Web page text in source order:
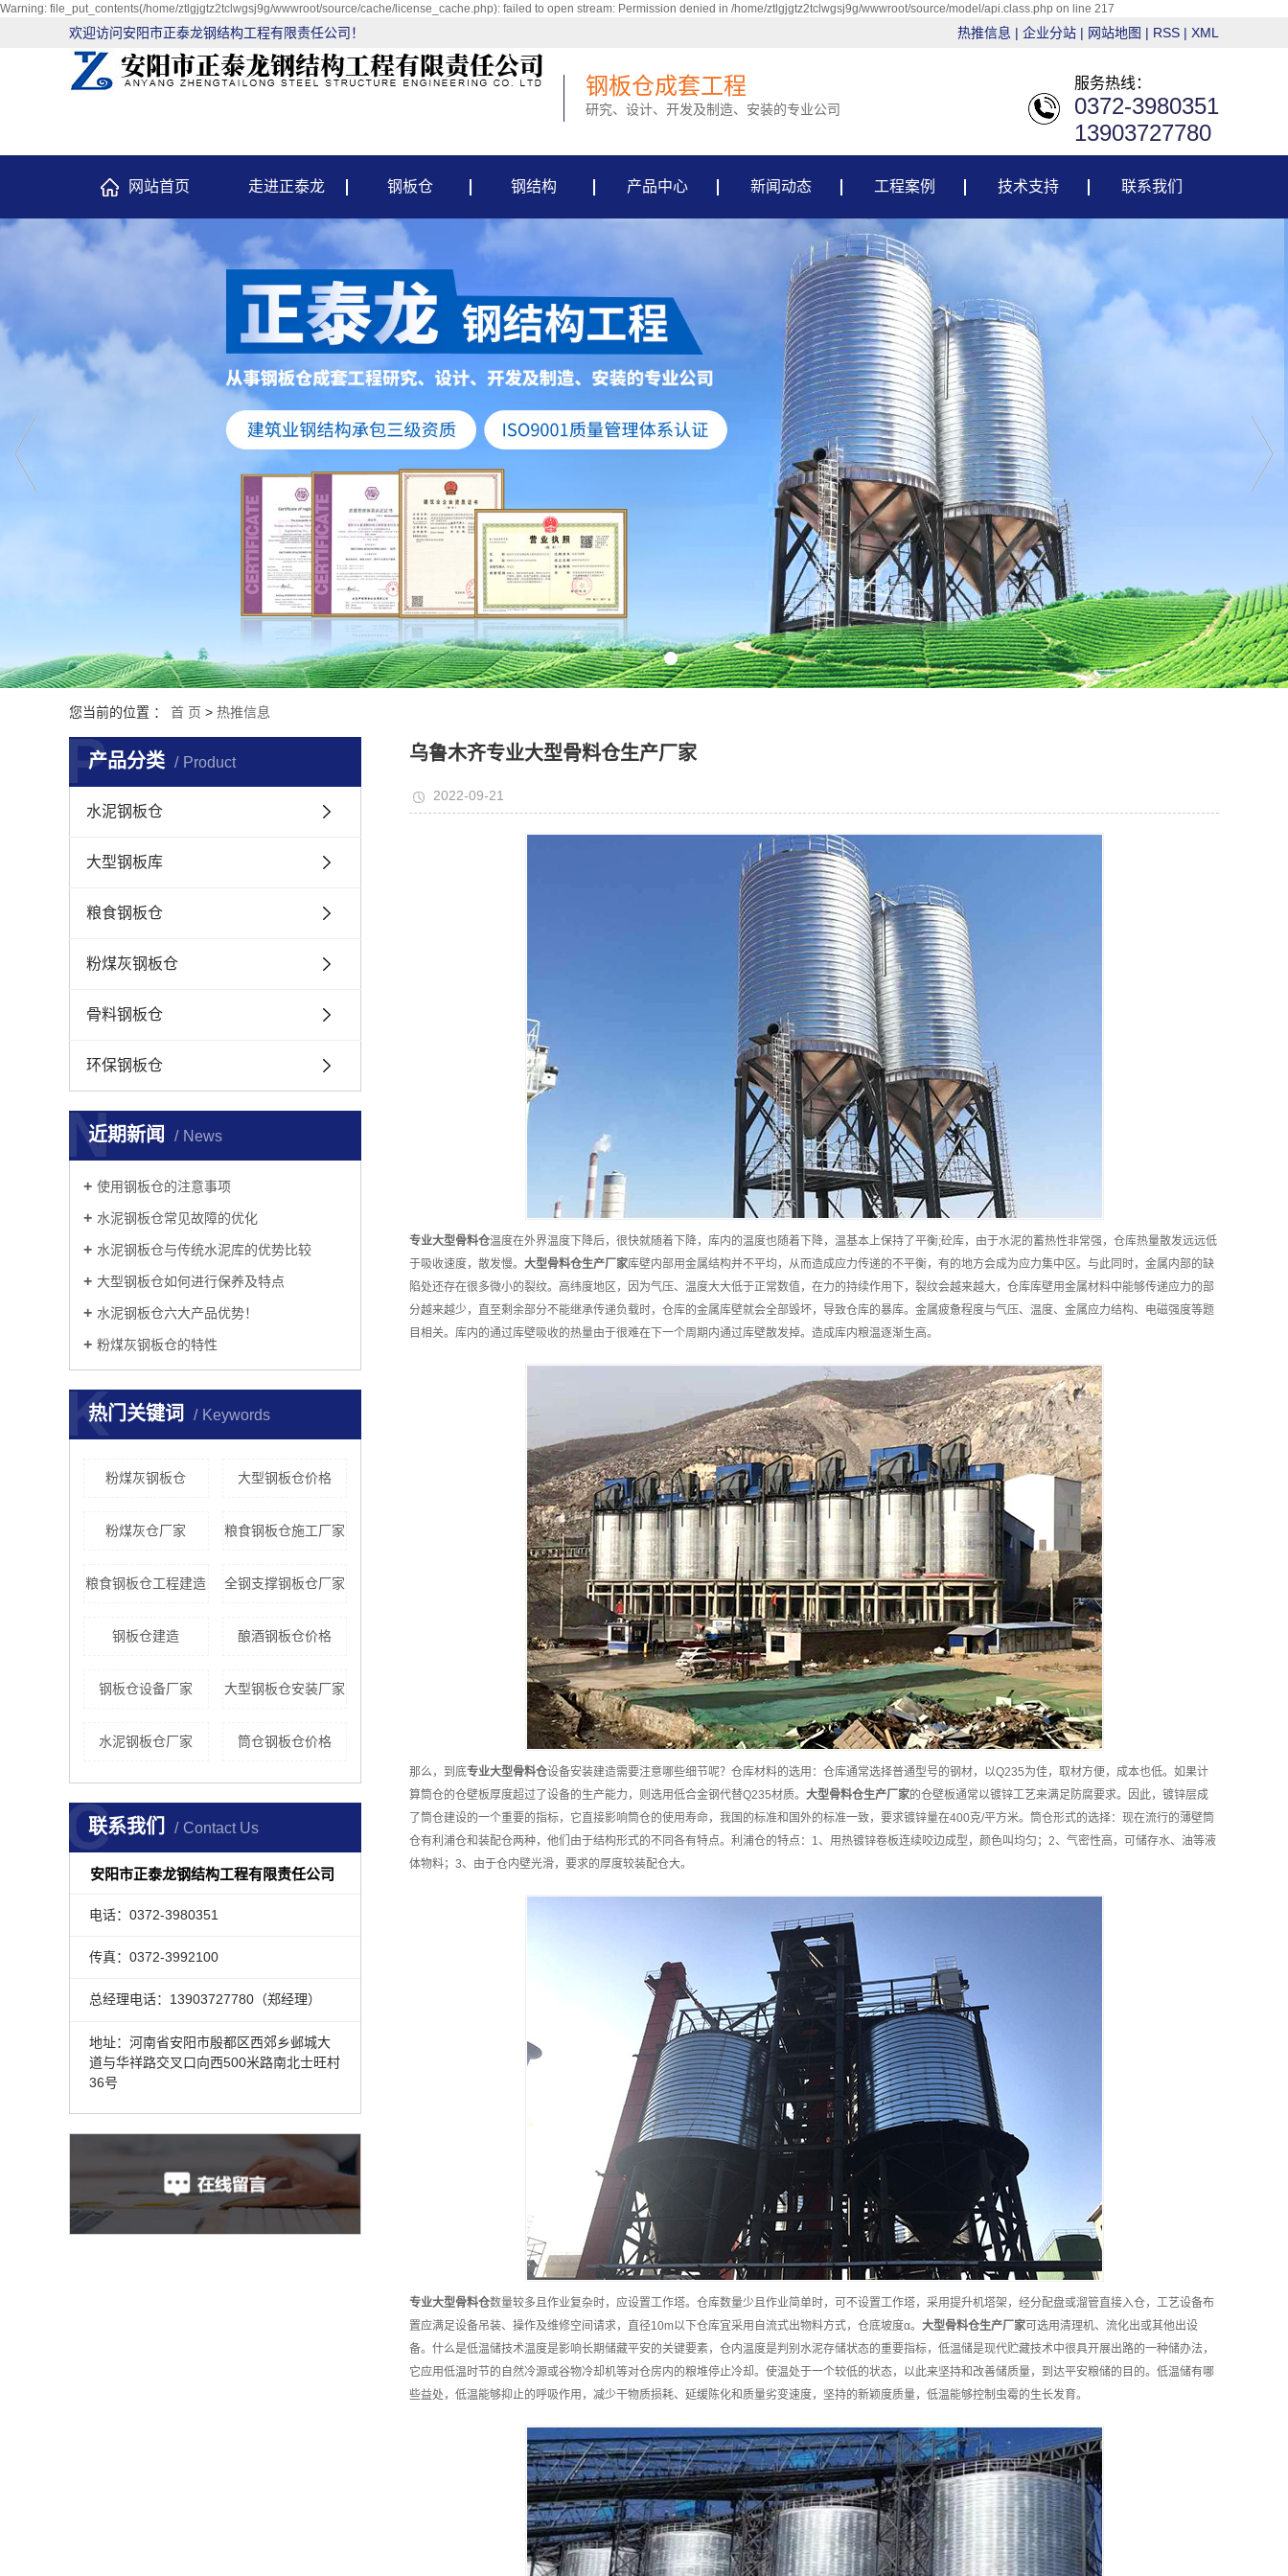
Warning: file_put_contents(/home/ztlgjgtz2tclwgsj9g/wwwroot/source/cache/license_cache.php): failed to open stream: Permission denied in /home/ztlgjgtz2tclwgsj9g/wwwroot/source/model/api.class.php on line 217
欢迎访问安阳市正泰龙钢结构工程有限责任公司！ 热推信息 | 企业分站 | 网站地图 | RSS | XML
钢板仓成套工程
研究、设计、开发及制造、安装的专业公司
服务热线：
0372-3980351
13903727780
网站首页 走进正泰龙 钢板仓 钢结构 产品中心
粮食钢板仓
粉煤灰钢板仓
骨料钢板仓
环保钢板仓
新闻动态
行业资讯
常见问题
工程案例
粮油行业
建材行业
电力行业
环保行业
其它行业
技术支持 联系我们
您当前的位置 ： 首 页 > 热推信息
产品分类 Product
P
水泥钢板仓
大型钢板库
粮食钢板仓
粉煤灰钢板仓
骨料钢板仓
环保钢板仓
近期新闻 News
N
使用钢板仓的注意事项
​水泥钢板仓常见故障的优化
​水泥钢板仓与传统水泥库的优势比较
大型钢板仓如何进行保养及特点
​水泥钢板仓六大产品优势！
​粉煤灰钢板仓的特性
热门关键词 Keywords
K
粉煤灰钢板仓 大型钢板仓价格
粉煤灰仓厂家 粮食钢板仓施工厂家
粮食钢板仓工程建造 全钢支撑钢板仓厂家
钢板仓建造 酿酒钢板仓价格
钢板仓设备厂家 大型钢板仓安装厂家
水泥钢板仓厂家 筒仓钢板仓价格
联系我们 Contact Us
C
安阳市正泰龙钢结构工程有限责任公司
电话：0372-3980351
传真：0372-3992100
总经理电话：13903727780（郑经理）
地址：河南省安阳市殷都区西郊乡邺城大
道与华祥路交叉口向西500米路南北士旺村
36号
乌鲁木齐专业大型骨料仓生产厂家
2022-09-21
专业大型骨料仓温度在外界温度下降后，很快就随着下降，库内的温度也随着下降，温基本上保持了平衡;砼库，由于水泥的蓄热性非常强，仓库热量散发远远低
于吸收速度，散发慢。 大型骨料仓生产厂家库壁内部用金属结构并不平均，从而造成应力传递的不平衡，有的地方会成为应力集中区。与此同时，金属内部的缺
陷处还存在很多微小的裂纹。高纬度地区，因为气压、温度大大低于正常数值，在力的持续作用下，裂纹会越来越大，仓库库壁用金属材料中能够传递应力的部
分越来越少，直至剩余部分不能继承传递负载时，仓库的金属库壁就会全部毁坏，导致仓库的暴库。金属疲惫程度与气压、温度、金属应力结构、电磁强度等题
目相关。库内的通过库壁吸收的热量由于很难在下一个周期内通过库壁散发掉。造成库内粮温逐渐生高。
那么，到底专业大型骨料仓设备安装建造需要注意哪些细节呢？仓库材料的选用：仓库通常选择普通型号的钢材，以Q235为佳，取材方便，成本也低。如果计
算筒仓的仓壁板厚度超过了设备的生产能力，则选用低合金钢代替Q235材质。 大型骨料仓生产厂家的仓壁板通常以镀锌工艺来满足防腐要求。因此，镀锌层成
了筒仓建设的一个重要的指标，它直接影响筒仓的使用寿命，我国的标准和国外的标准一致，要求镀锌量在400克/平方米。筒仓形式的选择：现在流行的薄壁筒
仓有利浦仓和装配仓两种，他们由于结构形式的不同各有特点。利浦仓的特点：1、用热镀锌卷板连续咬边成型，颜色叫均匀；2、气密性高，可储存水、油等液
体物料；3、由于仓内壁光滑，要求的厚度较装配仓大。
专业大型骨料仓数量较多且作业复杂时，应设置工作塔。仓库数量少且作业简单时，可不设置工作塔，采用提升机塔架，经分配盘或溜管直接入仓，工艺设备布
置应满足设备吊装、操作及维修空间请求，直径10m以下仓库宜采用自流式出物料方式，仓底坡度α。 大型骨料仓生产厂家可选用清理机、流化出或其他出设
备。什么是低温储技术温度是影响长期储藏平安的关键要素，仓内温度是判别水泥存储状态的重要指标，低温储是现代贮藏技术中很具开展出路的一种储办法，
它应用低温时节的自然冷源或谷物冷却机等对仓房内的粮堆停止冷却。使温处于一个较低的状态，以此来坚持和改善储质量，到达平安粮储的目的。低温储有哪
些益处，低温能够抑止的呼吸作用，减少干物质损耗、延缓陈化和质量劣变速度，坚持的新颖度质量，低温能够控制虫霉的生长发育。